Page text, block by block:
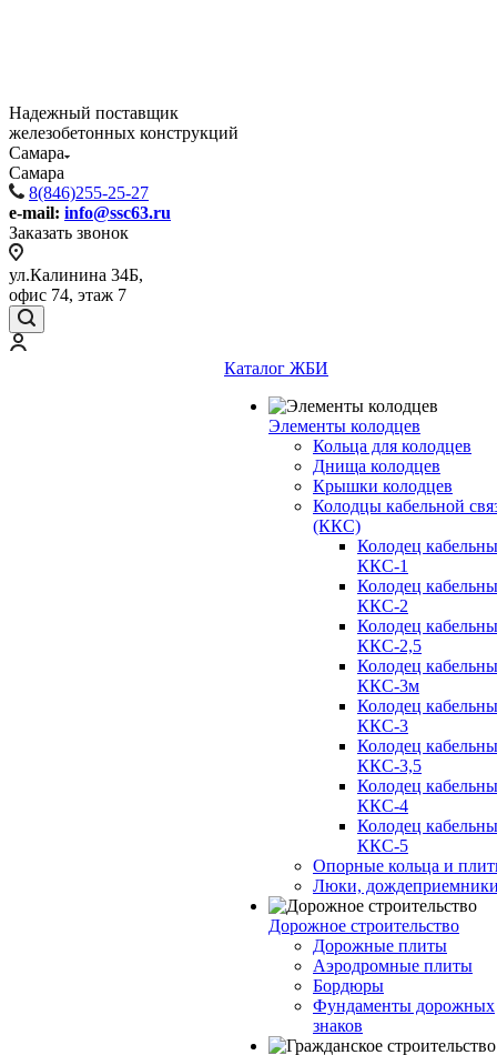
Надежный поставщик
железобетонных конструкций
Самара
Самара
8(846)255-25-27
e-mail: info@ssc63.ru
Заказать звонок
ул.Калинина 34Б,
офис 74, этаж 7
Каталог ЖБИ
Элементы колодцев
Кольца для колодцев
Днища колодцев
Крышки колодцев
Колодцы кабельной
(ККС)
Колодец
ККС-1
Колодец
ККС-2
Колодец
ККС-2,5
Колодец
ККС-3м
Колодец
ККС-3
Колодец
ККС-3,5
Колодец
ККС-4
Колодец
ККС-5
Опорные кольца и
Люки,
Дорожное строительство
Дорожные плиты
Аэродромные плиты
Бордюры
Фундаменты дорожных
знаков